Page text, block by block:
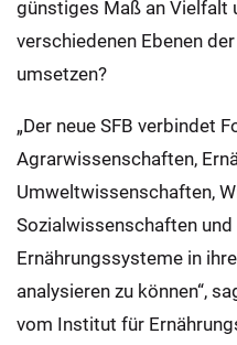
günstiges Maß an Vielfalt
verschiedenen Ebenen
umsetzen?
„Der neue SFB verbindet
Agrarwissenschaften,
Umweltwissenschaften,
Sozialwissenschaften und
Ernährungssysteme in
analysieren zu können“,
vom Institut für